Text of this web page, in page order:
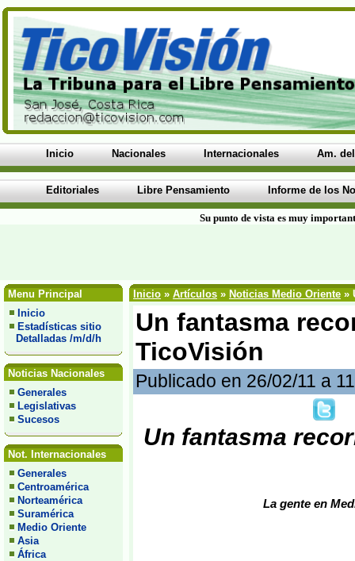
Inicio Nacionales Internacionales Am.
Editoriales Libre Pensamiento Informe de los
Su punto de vista es muy
Menu Principal
Inicio
Estadísticas sitio
Detalladas /m/d/h
Noticias Nacionales
Generales
Legislativas
Sucesos
Not. Internacionales
Generales
Centroamérica
Norteamérica
Suramérica
Medio Oriente
Asia
África
Inicio » Artículos » Noticias Medio Oriente »
Un fantasma
TicoVisión
Publicado en 26/02/11 a
Un fantasma
La gente en